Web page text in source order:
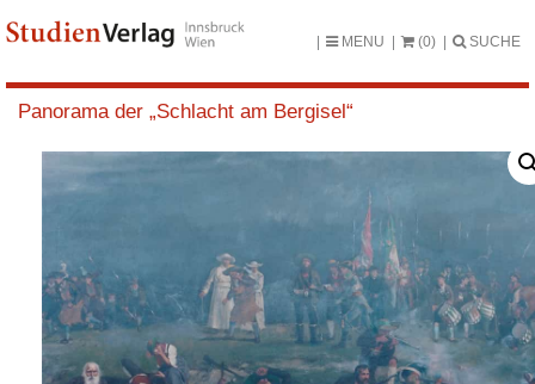
MENU (0) SUCHE
Panorama der „Schlacht am Bergisel“